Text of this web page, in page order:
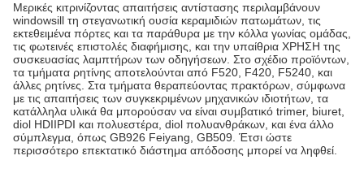
Μερικές κιτρινίζοντας απαιτήσεις αντίστασης περιλαμβάνουν
windowsill τη στεγανωτική ουσία κεραμιδιών πατωμάτων, τις
εκτεθειμένα πόρτες και τα παράθυρα με την κόλλα γωνίας ομάδας,
τις φωτεινές επιστολές διαφήμισης, και την υπαίθρια ΧΡΗΣΗ της
συσκευασίας λαμπτήρων των οδηγήσεων. Στο σχέδιο προϊόντων,
τα τμήματα ρητίνης αποτελούνται από F520, F420, F5240, και
άλλες ρητίνες. Στα τμήματα θεραπεύοντας πρακτόρων, σύμφωνα
με τις απαιτήσεις των συγκεκριμένων μηχανικών ιδιοτήτων, τα
κατάλληλα υλικά θα μπορούσαν να είναι συμβατικό trimer, biuret,
diol HDIIPDI και πολυεστέρα, diol πολυανθράκων, και ένα άλλο
σύμπλεγμα, όπως GB926 Feiyang, GB509. Έτσι ώστε
περισσότερο επεκτατικό διάστημα απόδοσης μπορεί να ληφθεί.